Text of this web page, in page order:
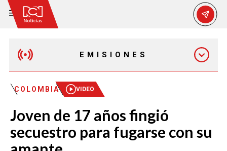
EMISIONES
MAÑANA EXPRESS
EMISIÓN 12:30 PM
COLOMBIA VIDEO
Joven de 17 años fingió
secuestro para fugarse con su